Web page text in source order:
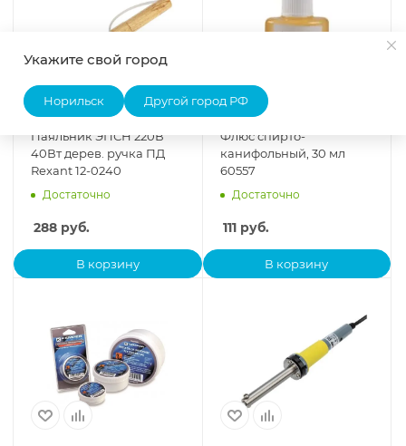
Паяльник ЭПСН 220В
40Вт дерев. ручка ПД
Rexant 12-0240
Достаточно
288 руб.
В корзину
Флюс спирто-
канифольный, 30 мл
60557
Достаточно
111руб.
В корзину
Укажите свой город
Норильск Другой город РФ